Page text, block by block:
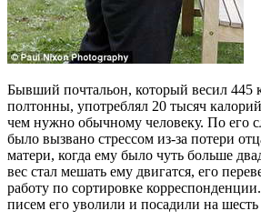
Бывший почтальон, который весил 445
полтонны, употреблял 20 тысяч
чем нужно обычному человеку. По его
было вызвано стрессом из-за потери
матери, когда ему было чуть больше
вес стал мешать ему двигатся, его
работу по сортировке
писем его уволили и посадили на шесть